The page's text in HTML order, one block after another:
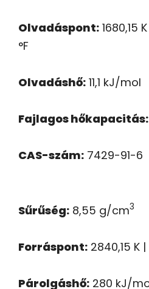
Olvadáspont: 1680,15
°F
Olvadáshő: 11,1 kJ/mol
Fajlagos hőkapacitás:
CAS-szám: 7429-91-6
Sűrűség: 8,55 g/cm3
Forráspont: 2840,15 K
Párolgáshő: 280 kJ/